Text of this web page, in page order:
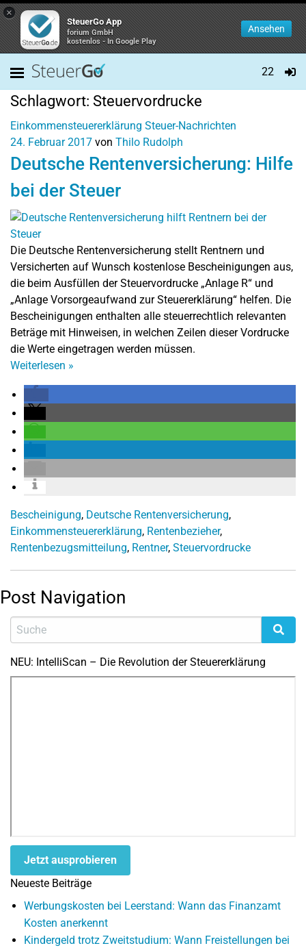
×
SteuerGo App
forium GmbH
kostenlos - In Google Play
Ansehen
22
Schlagwort: Steuervordrucke
Einkommensteuererklärung Steuer-Nachrichten
24. Februar 2017 von Thilo Rudolph
Deutsche Rentenversicherung: Hilfe
bei der Steuer
Die Deutsche Rentenversicherung stellt Rentnern und
Versicherten auf Wunsch kostenlose Bescheinigungen aus,
die beim Ausfüllen der Steuervordrucke „Anlage R“ und
„Anlage Vorsorgeaufwand zur Steuererklärung“ helfen. Die
Bescheinigungen enthalten alle steuerrechtlich relevanten
Beträge mit Hinweisen, in welchen Zeilen dieser Vordrucke
die Werte eingetragen werden müssen.
Weiterlesen »
Bescheinigung, Deutsche Rentenversicherung,
Einkommensteuererklärung, Rentenbezieher,
Rentenbezugsmitteilung, Rentner, Steuervordrucke
Post Navigation
NEU: IntelliScan – Die Revolution der Steuererklärung
Jetzt ausprobieren
Neueste Beiträge
Werbungskosten bei Leerstand: Wann das Finanzamt
Kosten anerkennt
Kindergeld trotz Zweitstudium: Wann Freistellungen bei